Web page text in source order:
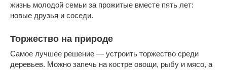
жизнь молодой семьи за прожитые вместе пять лет:
новые друзья и соседи.
Торжество на природе
Самое лучшее решение — устроить торжество среди
деревьев. Можно запечь на костре овощи, рыбу и мясо, а